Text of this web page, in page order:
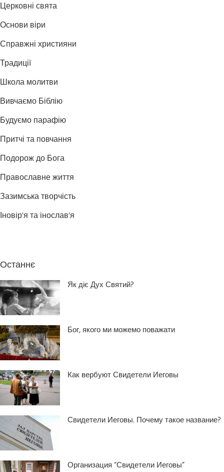
Церковні свята
Основи віри
Справжні християни
Традиції
Школа молитви
Вивчаємо Біблію
Будуємо парафію
Притчі та повчання
Подорож до Бога
Православне життя
Зазимська творчість
Іновір'я та інослав'я
Останнє
Як діє Дух Святий?
Бог, якого ми можемо поважати
Как вербуют Свидетели Иеговы
Свидетели Иеговы. Почему такое название?
Организация “Свидетели Иеговы”